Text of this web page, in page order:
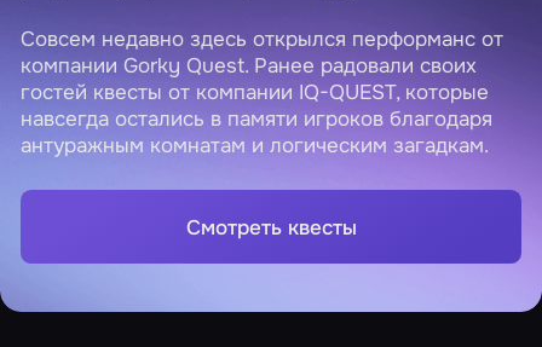
Совсем недавно здесь открылся перформанс от
компании Gorky Quest. Ранее радовали своих
гостей квесты от компании IQ-QUEST, которые
навсегда остались в памяти игроков благодаря
антуражным комнатам и логическим загадкам.
Смотреть квесты